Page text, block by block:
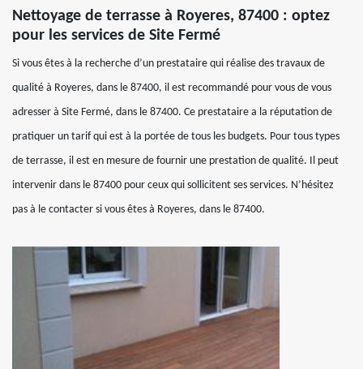
Nettoyage de terrasse à Royeres, 87400 : optez
pour les services de Site Fermé
Si vous êtes à la recherche d’un prestataire qui réalise des travaux de
qualité à Royeres, dans le 87400, il est recommandé pour vous de vous
adresser à Site Fermé, dans le 87400. Ce prestataire a la réputation de
pratiquer un tarif qui est à la portée de tous les budgets. Pour tous types
de terrasse, il est en mesure de fournir une prestation de qualité. Il peut
intervenir dans le 87400 pour ceux qui sollicitent ses services. N’hésitez
pas à le contacter si vous êtes à Royeres, dans le 87400.